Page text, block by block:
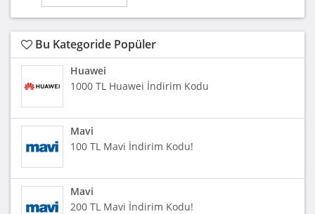
Bu Kategoride Popüler
Huawei
1000 TL Huawei İndirim Kodu
Mavi
100 TL Mavi İndirim Kodu!
Mavi
200 TL Mavi İndirim Kodu!